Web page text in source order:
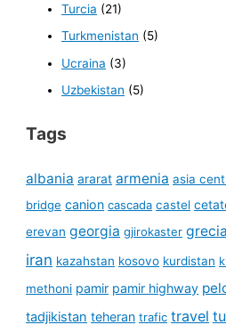
Turcia (21)
Turkmenistan (5)
Ucraina (3)
Uzbekistan (5)
Tags
albania ararat armenia asia
bridge canion cascada castel
erevan georgia gjirokaster grecia
iran kazahstan kosovo kurdistan
methoni pamir pamir highway
tadjikistan teheran trafic travel